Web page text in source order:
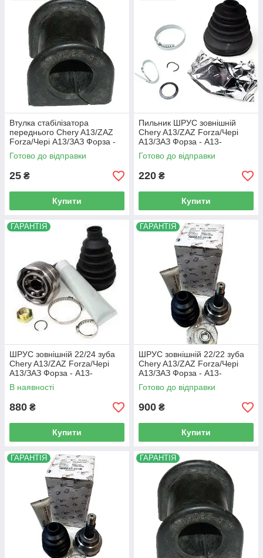
Втулка стабілізатора
переднього Chery A13/ZAZ
Forza/Чері А13/ЗАЗ Форза -
A13-2906013
Готово до відправки
25 ₴
Купити
Пильник ШРУС зовнішній
Chery A13/ZAZ Forza/Чері
А13/ЗАЗ Форза - A13-
XLB3AF2203111B
Готово до відправки
220 ₴
Купити
ГАРАНТІЯ
ШРУС зовнішній 22/24 зуба
Chery A13/ZAZ Forza/Чері
А13/ЗАЗ Форза - A13-
XLB3AF2203030B
В наявності
880 ₴
Купити
ГАРАНТІЯ
ШРУС зовнішній 22/22 зуба
Chery A13/ZAZ Forza/Чері
А13/ЗАЗ Форза - A13-
XLB3AF2203030B
Готово до відправки
900 ₴
Купити
ГАРАНТІЯ ГАРАНТІЯ